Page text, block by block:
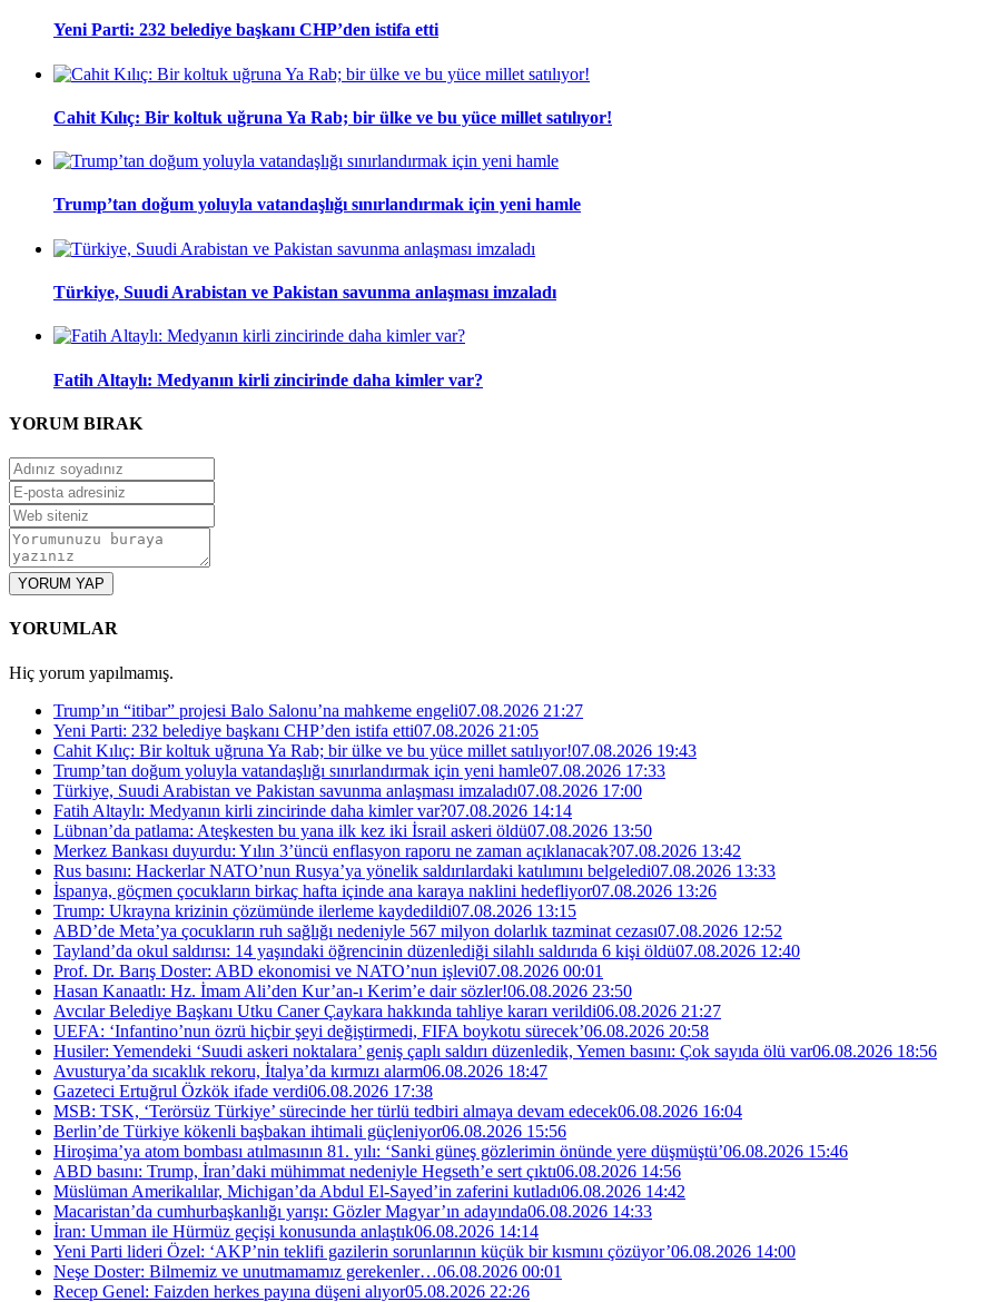
Yeni Parti: 232 belediye başkanı CHP’den istifa etti
Cahit Kılıç: Bir koltuk uğruna Ya Rab; bir ülke ve bu yüce millet satılıyor!
Trump’tan doğum yoluyla vatandaşlığı sınırlandırmak için yeni hamle
Türkiye, Suudi Arabistan ve Pakistan savunma anlaşması imzaladı
Fatih Altaylı: Medyanın kirli zincirinde daha kimler var?
YORUM BIRAK
YORUM YAP
YORUMLAR
Hiç yorum yapılmamış.
Trump’ın “itibar” projesi Balo Salonu’na mahkeme engeli07.08.2026 21:27
Yeni Parti: 232 belediye başkanı CHP’den istifa etti07.08.2026 21:05
Cahit Kılıç: Bir koltuk uğruna Ya Rab; bir ülke ve bu yüce millet satılıyor!07.08.2026 19:43
Trump’tan doğum yoluyla vatandaşlığı sınırlandırmak için yeni hamle07.08.2026 17:33
Türkiye, Suudi Arabistan ve Pakistan savunma anlaşması imzaladı07.08.2026 17:00
Fatih Altaylı: Medyanın kirli zincirinde daha kimler var?07.08.2026 14:14
Lübnan’da patlama: Ateşkesten bu yana ilk kez iki İsrail askeri öldü07.08.2026 13:50
Merkez Bankası duyurdu: Yılın 3’üncü enflasyon raporu ne zaman açıklanacak?07.08.2026 13:42
Rus basını: Hackerlar NATO’nun Rusya’ya yönelik saldırılardaki katılımını belgeledi07.08.2026 13:33
İspanya, göçmen çocukların birkaç hafta içinde ana karaya naklini hedefliyor07.08.2026 13:26
Trump: Ukrayna krizinin çözümünde ilerleme kaydedildi07.08.2026 13:15
ABD’de Meta’ya çocukların ruh sağlığı nedeniyle 567 milyon dolarlık tazminat cezası07.08.2026 12:52
Tayland’da okul saldırısı: 14 yaşındaki öğrencinin düzenlediği silahlı saldırıda 6 kişi öldü07.08.2026 12:40
Prof. Dr. Barış Doster: ABD ekonomisi ve NATO’nun işlevi07.08.2026 00:01
Hasan Kanaatlı: Hz. İmam Ali’den Kur’an-ı Kerim’e dair sözler!06.08.2026 23:50
Avcılar Belediye Başkanı Utku Caner Çaykara hakkında tahliye kararı verildi06.08.2026 21:27
UEFA: ‘Infantino’nun özrü hiçbir şeyi değiştirmedi, FIFA boykotu sürecek’06.08.2026 20:58
Husiler: Yemendeki ‘Suudi askeri noktalara’ geniş çaplı saldırı düzenledik, Yemen basını: Çok sayıda ölü var06.08.2026 18:56
Avusturya’da sıcaklık rekoru, İtalya’da kırmızı alarm06.08.2026 18:47
Gazeteci Ertuğrul Özkök ifade verdi06.08.2026 17:38
MSB: TSK, ‘Terörsüz Türkiye’ sürecinde her türlü tedbiri almaya devam edecek06.08.2026 16:04
Berlin’de Türkiye kökenli başbakan ihtimali güçleniyor06.08.2026 15:56
Hiroşima’ya atom bombası atılmasının 81. yılı: ‘Sanki güneş gözlerimin önünde yere düşmüştü’06.08.2026 15:46
ABD basını: Trump, İran’daki mühimmat nedeniyle Hegseth’e sert çıktı06.08.2026 14:56
Müslüman Amerikalılar, Michigan’da Abdul El-Sayed’in zaferini kutladı06.08.2026 14:42
Macaristan’da cumhurbaşkanlığı yarışı: Gözler Magyar’ın adayında06.08.2026 14:33
İran: Umman ile Hürmüz geçişi konusunda anlaştık06.08.2026 14:14
Yeni Parti lideri Özel: ‘AKP’nin teklifi gazilerin sorunlarının küçük bir kısmını çözüyor’06.08.2026 14:00
Neşe Doster: Bilmemiz ve unutmamamız gerekenler…06.08.2026 00:01
Recep Genel: Faizden herkes payına düşeni alıyor05.08.2026 22:26